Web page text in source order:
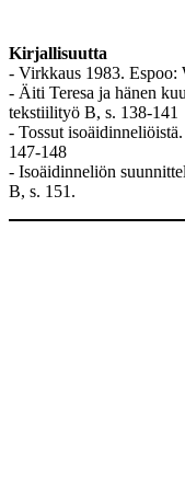
Kirjallisuutta
- Virkkaus 1983. Espoo:
- Äiti Teresa ja hänen
tekstiilityö B, s. 138-141
- Tossut
147-148
- Isoäidinneliön
B, s. 151.